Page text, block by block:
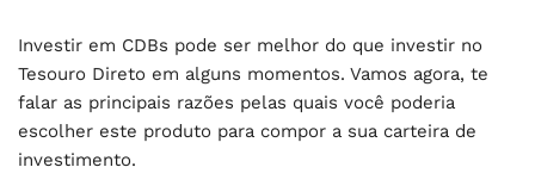
Investir em CDBs pode ser melhor do que investir no
Tesouro Direto em alguns momentos. Vamos agora, te
falar as principais razões pelas quais você poderia
escolher este produto para compor a sua carteira de
investimento.